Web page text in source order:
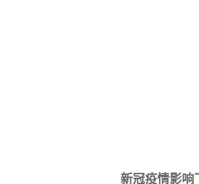
新冠疫情影响